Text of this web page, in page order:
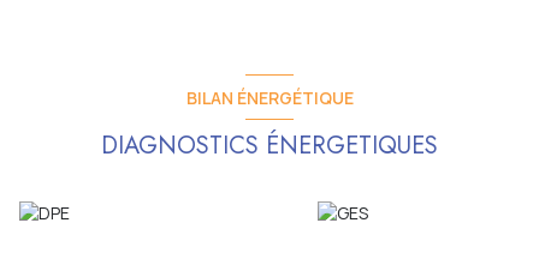
BILAN ÉNERGÉTIQUE
DIAGNOSTICS ÉNERGETIQUES